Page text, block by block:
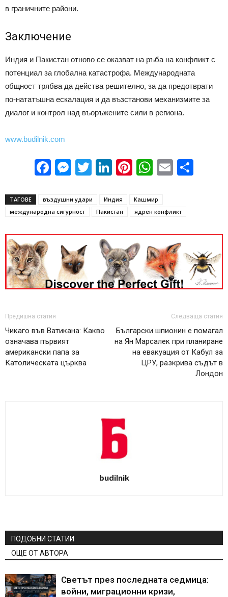
в граничните райони.
Заключение
Индия и Пакистан отново се оказват на ръба на конфликт с
потенциал за глобална катастрофа. Международната
общност трябва да действа решително, за да предотврати
по-нататъшна ескалация и да възстанови механизмите за
диалог и контрол над въоръжените сили в региона.
www.budilnik.com
Facebook
Messenger
Twitter
LinkedIn
Pinterest
WhatsApp
Email
ТАГОВЕ въздушни удари Индия
Кашмир
международна сигурност
Пакистан ядрен конфликт
Предишна статия
Чикаго във Ватикана: Какво
означава първият
американски папа за
Католическата църква
Следваща статия
Български шпионин е помагал
на Ян Марсалек при планиране
на евакуация от Кабул за
ЦРУ, разкрива съдът в
Лондон
budilnik
ПОДОБНИ СТАТИИ
ОЩЕ ОТ АВТОРА
Светът през последната седмица:
войни, миграционни кризи,